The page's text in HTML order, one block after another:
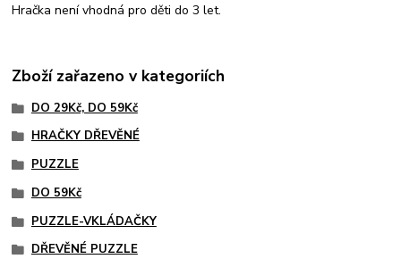
Hračka není vhodná pro děti do 3 let.
Zboží zařazeno v kategoriích
DO 29Kč, DO 59Kč
HRAČKY DŘEVĚNÉ
PUZZLE
DO 59Kč
PUZZLE-VKLÁDAČKY
DŘEVĚNÉ PUZZLE